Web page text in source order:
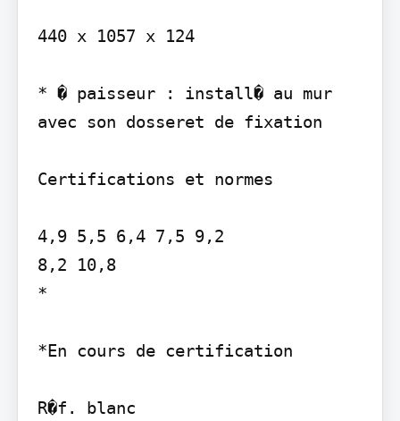
440 x 1057 x 124
* � paisseur : install� au mur
avec son dosseret de fixation
Certifications et normes
4,9 5,5 6,4 7,5 9,2
8,2 10,8
*
*En cours de certification
R�f. blanc